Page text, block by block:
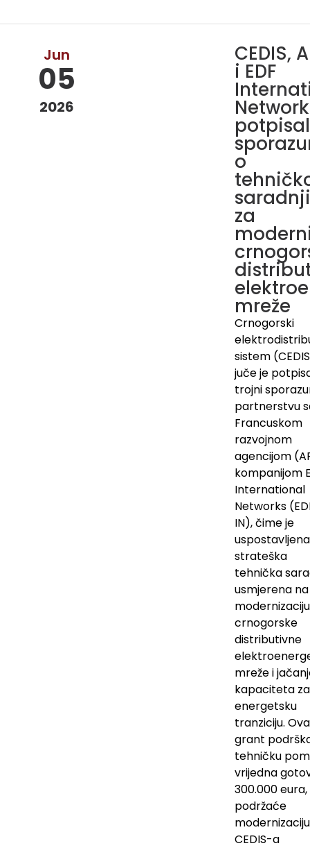
Jun
05
2026
CEDIS,
i EDF
o
saradnji
za
mreže
Crnogorski
sistem
juče je
trojni
partnerstvu
Francuskom
razvojnom
agencijom
kompanijom
International
Networks
IN), čime je
uspostavljena
strateška
tehnička
usmjerena na
modernizaciju
crnogorske
distributivne
mreže i
kapaciteta za
energetsku
tranziciju. Ova
grant
tehničku
vrijedna
300.000 eura,
podržaće
modernizaciju
CEDIS-a